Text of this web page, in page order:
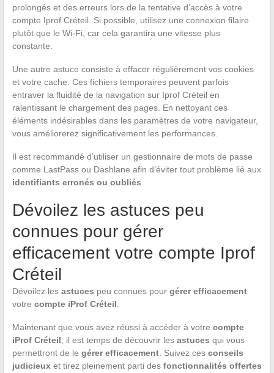
prolongés et des erreurs lors de la tentative d’accès à votre
compte Iprof Créteil. Si possible, utilisez une connexion filaire
plutôt que le Wi-Fi, car cela garantira une vitesse plus
constante.
Une autre astuce consiste à effacer régulièrement vos cookies
et votre cache. Ces fichiers temporaires peuvent parfois
entraver la fluidité de la navigation sur Iprof Créteil en
ralentissant le chargement des pages. En nettoyant ces
éléments indésirables dans les paramètres de votre navigateur,
vous améliorerez significativement les performances.
Il est recommandé d’utiliser un gestionnaire de mots de passe
comme LastPass ou Dashlane afin d’éviter tout problème lié aux
identifiants erronés ou oubliés
Dévoilez les astuces peu
connues pour gérer
efficacement votre compte Iprof
Créteil
Dévoilez les astuces peu connues pour gérer efficacement
votre compte iProf Créteil
Maintenant que vous avez réussi à accéder à votre compte
iProf Créteil , il est temps de découvrir les astuces qui vous
permettront de le gérer efficacement. Suivez ces conseils
judicieuxet tirez pleinement parti des fonctionnalités offertes